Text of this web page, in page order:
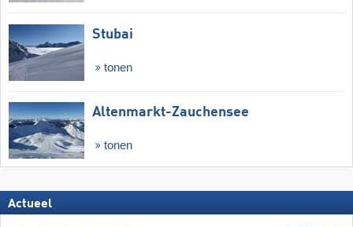
Stubai
tonen
Altenmarkt-Zauchensee
tonen
Actueel